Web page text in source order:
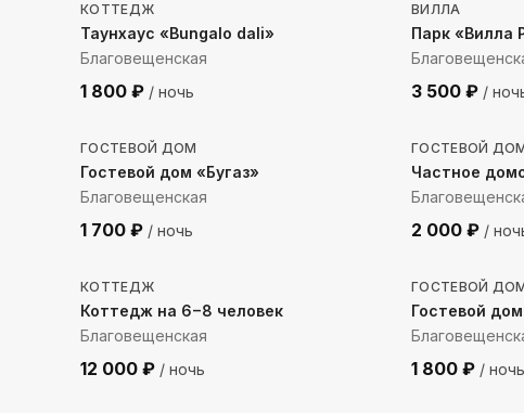
КОТТЕДЖ
Таунхаус «Bungalo dali»
Благовещенская
1 800 ₽ / ночь
ВИЛЛА
Парк «Вилла
3 500 ₽ /
1228 м до моря
ГОСТЕВОЙ ДОМ
Гостевой дом «Бугаз»
Благовещенская
1 700 ₽ / ночь
1502 м до
ГОСТЕВОЙ
Частное
2 000 ₽ /
91 м до моря
КОТТЕДЖ
Коттедж на 6−8 человек
Благовещенская
12 000 ₽ / ночь
1710м до
ГОСТЕВОЙ
Гостевой
1 800 ₽ / ночь
1623м до моря